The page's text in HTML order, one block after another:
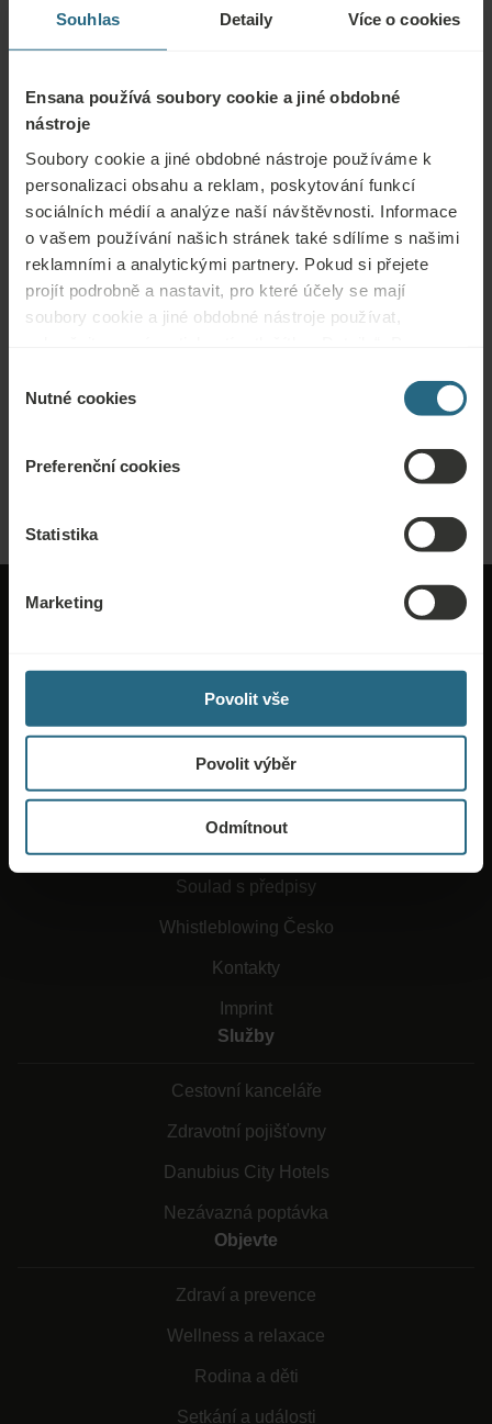
Souhlas Detaily Více o cookies
Ensana používá soubory cookie a jiné obdobné
nástroje
Soubory cookie a jiné obdobné nástroje používáme k
personalizaci obsahu a reklam, poskytování funkcí
sociálních médií a analýze naší návštěvnosti. Informace
o vašem používání našich stránek také sdílíme s našimi
reklamními a analytickými partnery. Pokud si přejete
projít podrobně a nastavit, pro které účely se mají
soubory cookie a jiné obdobné nástroje používat,
„Povolit vše“.
souhlasu
Nutné cookies
Preferenční cookies
Statistika
Marketing
Povolit vše
Povolit výběr
Odmítnout
naleznete zde.
Naše nejlepší nabídky si můžete rezervovat zde. Pokud se chcete připojit k
našemu věrnostnímu programu a získat další slevy, výhody nebo chcete jen
dostávat aktuální informace o všech novinkách, klikněte zde.
REZERVOVAT NYNÍ
Zašlete nám svou poptávku, abychom pro vás mohli připravit nejlepší
O Ensaně
Obchodní podmínky
Práce a kariéra
Soulad s předpisy
Whistleblowing Česko
Kontakty
Imprint
Služby
Cestovní kanceláře
Zdravotní pojišťovny
Danubius City Hotels
Nezávazná poptávka
Objevte
Zdraví a prevence
Wellness a relaxace
Rodina a děti
Setkání a události